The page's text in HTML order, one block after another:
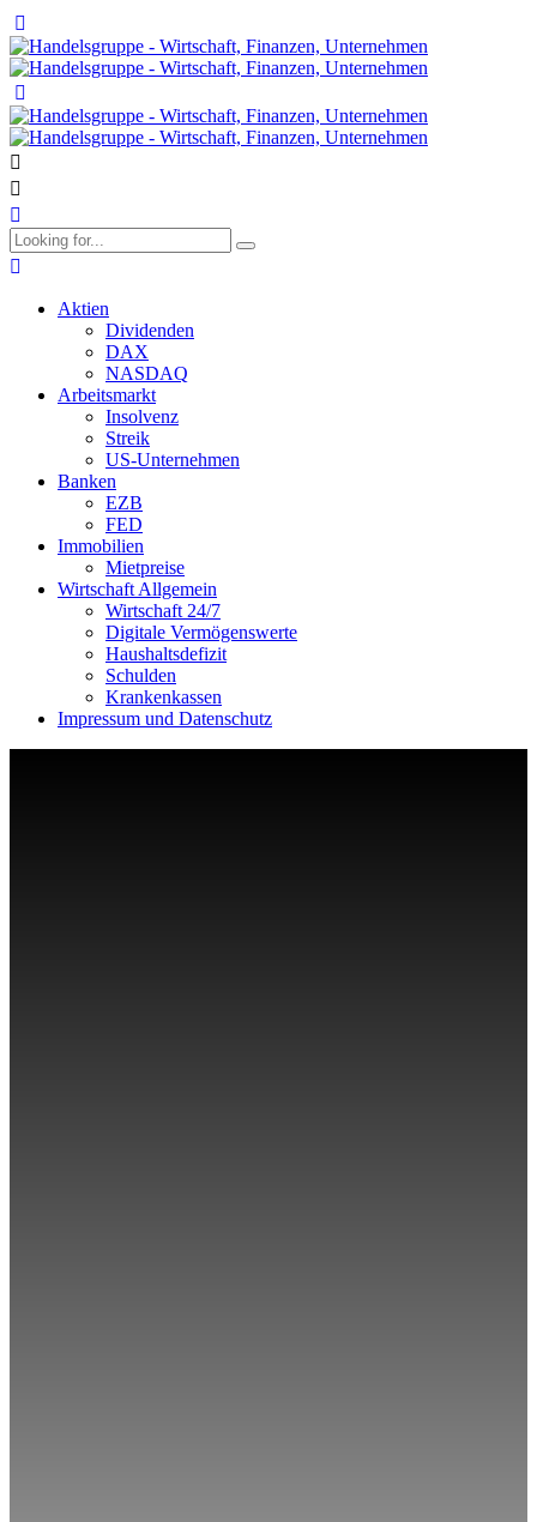
Aktien
Dividenden
DAX
NASDAQ
Arbeitsmarkt
Insolvenz
Streik
US-Unternehmen
Banken
EZB
FED
Immobilien
Mietpreise
Wirtschaft Allgemein
Wirtschaft 24/7
Digitale Vermögenswerte
Haushaltsdefizit
Schulden
Krankenkassen
Impressum und Datenschutz